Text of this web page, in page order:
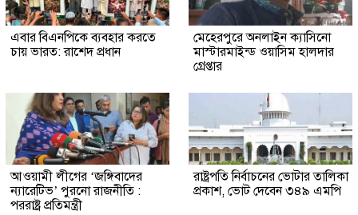
এবার বিএনপিকে ব্যবহার করতে
চায় ভারত: রাশেদ প্রধান
মেহেরপুরে অনলাইন ক্যাসিনো
মাস্টারমাইন্ড ওয়াসিম হালদার
গ্রেপ্তার
আওয়ামী লীগের ‘জঙ্গিবাদের
ন্যারেটিভ’ পুরনো রাজনীতি :
পররাষ্ট্র প্রতিমন্ত্রী
রাষ্ট্রপতি নির্বাচনের ভোটার তালিকা
প্রকাশ, ভোট দেবেন ৩৪৯ এমপি